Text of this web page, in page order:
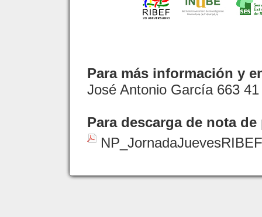
Para más información y
José Antonio García 663
Para descarga de nota